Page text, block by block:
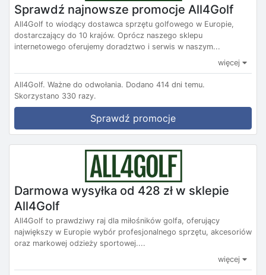
Sprawdź najnowsze promocje All4Golf
All4Golf to wiodący dostawca sprzętu golfowego w Europie,
dostarczający do 10 krajów. Oprócz naszego sklepu
internetowego oferujemy doradztwo i serwis w naszym...
więcej
All4Golf. Ważne do odwołania. Dodano 414 dni temu.
Skorzystano 330 razy.
Sprawdź promocje
Darmowa wysyłka od 428 zł w sklepie
All4Golf
All4Golf to prawdziwy raj dla miłośników golfa, oferujący
największy w Europie wybór profesjonalnego sprzętu, akcesoriów
oraz markowej odzieży sportowej....
więcej